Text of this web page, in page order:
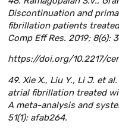
Discontinuation and
fibrillation patients
Comp Eff Res. 2019; 8(6):
https://doi.org/10.2217/
49. Xie X., Liu Y., Li J. et
atrial fibrillation treated
A meta-analysis and
51(1): afab264.